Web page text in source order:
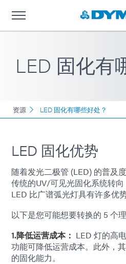
LED 固化有
资源 LED 固化有哪些好处？
LED 固化优势
随着发光二极管 (LED) 的普及
传统的UV/可见光固化系统转
LED 比广谱弧光灯具有许多优势
以下是您可能想要转换的 5 个理
1.降低运营成本： LED 灯的高
功能可降低运营成本。此外，
的固化能力。